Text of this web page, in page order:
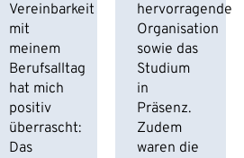
Vereinbarkeit
mit
meinem
Berufsalltag
hat mich
positiv
überrascht:
Das
hervorragende
Organisation
sowie das
Studium
in
Präsenz.
Zudem
waren die